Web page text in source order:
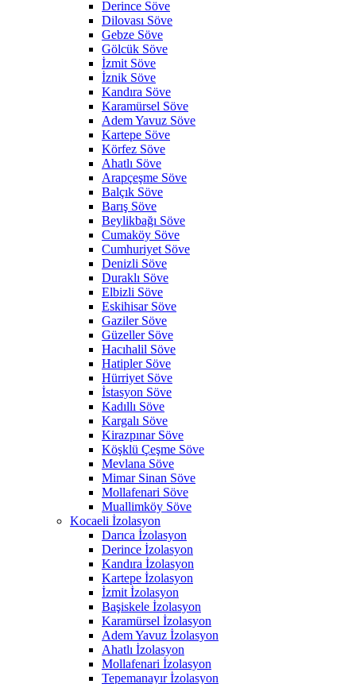
Derince Söve
Dilovası Söve
Gebze Söve
Gölcük Söve
İzmit Söve
İznik Söve
Kandıra Söve
Karamürsel Söve
Adem Yavuz Söve
Kartepe Söve
Körfez Söve
Ahatlı Söve
Arapçeşme Söve
Balçık Söve
Barış Söve
Beylikbağı Söve
Cumaköy Söve
Cumhuriyet Söve
Denizli Söve
Duraklı Söve
Elbizli Söve
Eskihisar Söve
Gaziler Söve
Güzeller Söve
Hacıhalil Söve
Hatipler Söve
Hürriyet Söve
İstasyon Söve
Kadıllı Söve
Kargalı Söve
Kirazpınar Söve
Köşklü Çeşme Söve
Mevlana Söve
Mimar Sinan Söve
Mollafenari Söve
Muallimköy Söve
Kocaeli İzolasyon
Darıca İzolasyon
Derince İzolasyon
Kandıra İzolasyon
Kartepe İzolasyon
İzmit İzolasyon
Başiskele İzolasyon
Karamürsel İzolasyon
Adem Yavuz İzolasyon
Ahatlı İzolasyon
Mollafenari İzolasyon
Tepemanayır İzolasyon